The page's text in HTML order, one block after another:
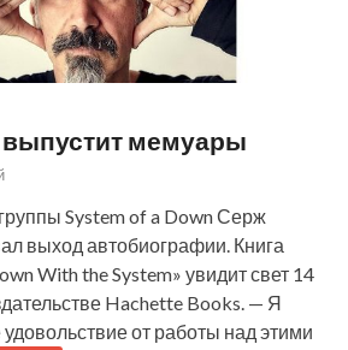
мемуары
System of a Down Серж
выход автобиографии. Книга
With the System» увидит свет 14
Hachette Books. — Я
от работы над этими